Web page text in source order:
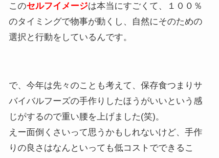
このセルフイメージは本当にすごくて、１００％
のタイミングで物事が動くし、自然にそのための
選択と行動をしているんです。
で、今年は先々のことも考えて、保存食つまりサ
バイバルフーズの手作りしたほうがいいという感
じがするので重い腰を上げました(笑)。
えー面倒くさいって思うかもしれないけど、手作
りの良さはなんといっても低コストでできるこ